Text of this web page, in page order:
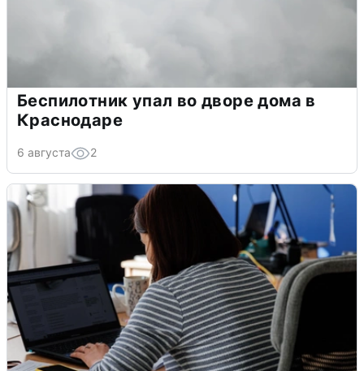
Беспилотник упал во дворе дома в
Краснодаре
6 августа 2